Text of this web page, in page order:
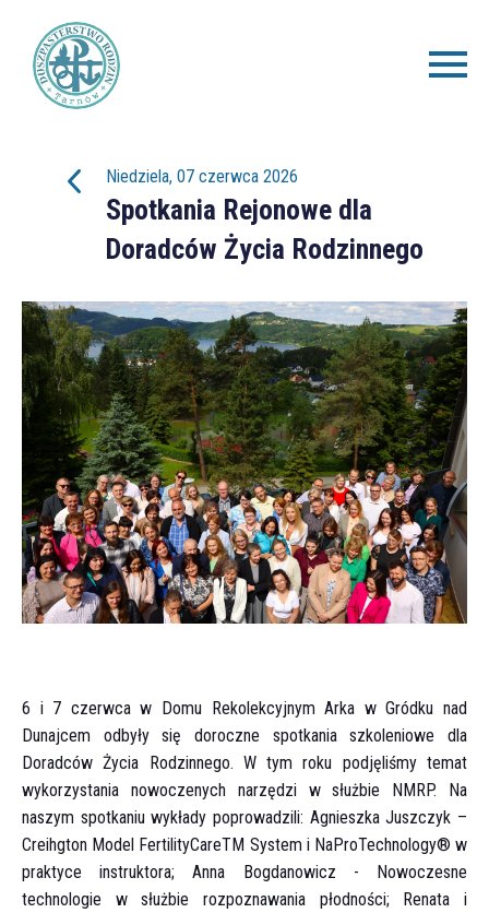
Niedziela, 07 czerwca 2026
Spotkania Rejonowe dla
Doradców Życia Rodzinnego
6 i 7 czerwca w Domu Rekolekcyjnym Arka w Gródku nad
Dunajcem odbyły się doroczne spotkania szkoleniowe dla
Doradców Życia Rodzinnego. W tym roku podjęliśmy temat
wykorzystania nowoczenych narzędzi w służbie NMRP. Na
naszym spotkaniu wykłady poprowadzili: Agnieszka Juszczyk –
Creihgton Model FertilityCareTM System i NaProTechnology® w
praktyce instruktora; Anna Bogdanowicz - Nowoczesne
technologie w służbie rozpoznawania płodności; Renata i